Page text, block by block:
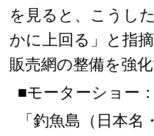
を見ると、こうし
かに上回る」と指
販売網の整備を強
■モーターショー
「釣魚島（日本